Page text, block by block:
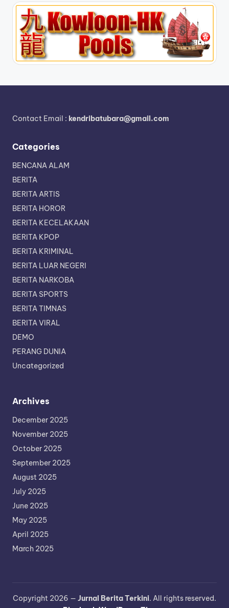
Contact Email : kendribatubara@gmail.com
Categories
BENCANA ALAM
BERITA
BERITA ARTIS
BERITA HOROR
BERITA KECELAKAAN
BERITA KPOP
BERITA KRIMINAL
BERITA LUAR NEGERI
BERITA NARKOBA
BERITA SPORTS
BERITA TIMNAS
BERITA VIRAL
DEMO
PERANG DUNIA
Uncategorized
Archives
December 2025
November 2025
October 2025
September 2025
August 2025
July 2025
June 2025
May 2025
April 2025
March 2025
Copyright 2026 — Jurnal Berita Terkini. All rights reserved.